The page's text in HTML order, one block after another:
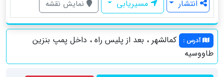
انتشار مسیریابی نمایش نقشه
آدرس :
کمالشهر ، بعد از پلیس راه ، داخل پمپ بنزین
طاووسیه